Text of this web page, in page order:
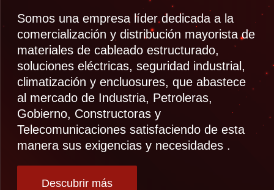
Somos una empresa líder dedicada a la
comercialización y distribución mayorista de
materiales de cableado estructurado,
soluciones eléctricas, seguridad industrial,
climatización y encluosures, que abastece
al mercado de Industria, Petroleras,
Gobierno, Constructoras y
Telecomunicaciones satisfaciendo de esta
manera sus exigencias y necesidades .
Descubrir más